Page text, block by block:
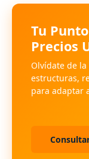
Tu
Precios
Olvídate de
estructuras,
para adaptar